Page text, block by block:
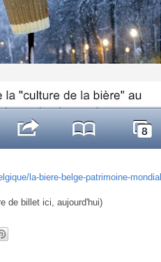
la-biere-belge-patrimoine-
de billet ici, aujourd'hui)